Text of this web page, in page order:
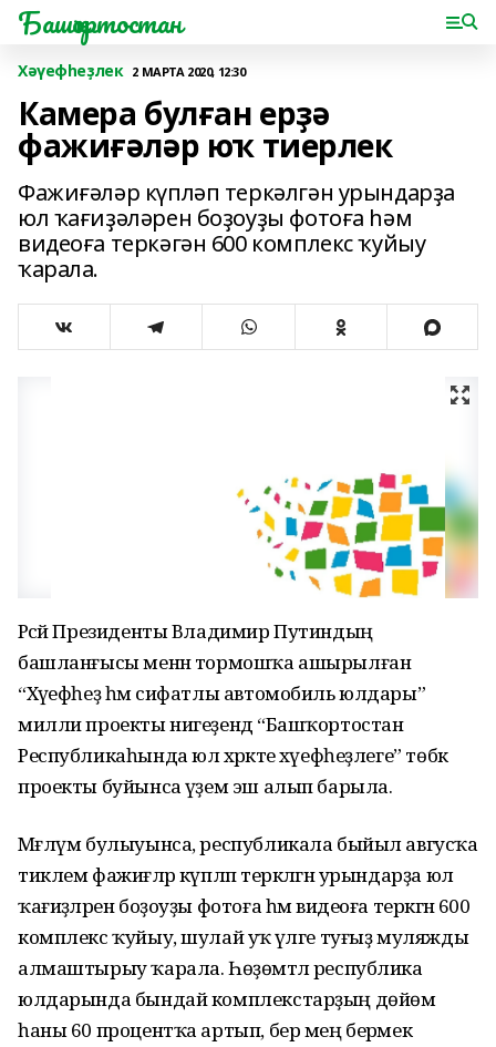
Башҡортостан
Хәүефһеҙлек 2 МАРТА 2020, 12:30
Камера булған ерҙә
фажиғәләр юҡ тиерлек
Фажиғәләр күпләп теркәлгән урындарҙа
юл ҡағиҙәләрен боҙоуҙы фотоға һәм
видеоға теркәгән 600 комплекс ҡуйыу
ҡарала.
Рәсәй Президенты Владимир Путиндың
башланғысы менән тормошҡа ашырылған
“Хәүефһеҙ һәм сифатлы автомобиль юлдары”
милли проекты нигеҙендә “Башҡортостан
Республикаһында юл хәрәкәте хәүефһеҙлеге” төбәк
проекты буйынса әүҙем эш алып барыла.
Мәғлүм булыуынса, республикала быйыл авгусҡа
тиклем фажиғәләр күпләп теркәлгән урындарҙа юл
ҡағиҙәләрен боҙоуҙы фотоға һәм видеоға теркәгән 600
комплекс ҡуйыу, шулай уҡ әүәлге туғыҙ муляжды
алмаштырыу ҡарала. Һөҙөмтәлә республика
юлдарында бындай комплекстарҙың дөйөм
һаны 60 процентҡа артып, бер мең берәмек